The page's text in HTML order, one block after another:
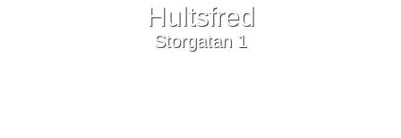
Hultsfred
Storgatan 1